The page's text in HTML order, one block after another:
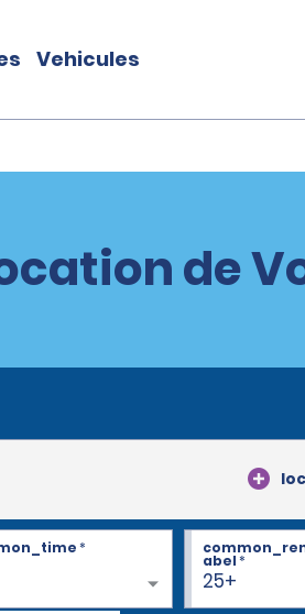
Vehicules
de
*
25+
abel*